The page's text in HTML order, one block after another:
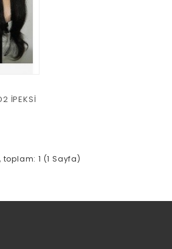
İPEKSİ
toplam: 1 (1 Sayfa)